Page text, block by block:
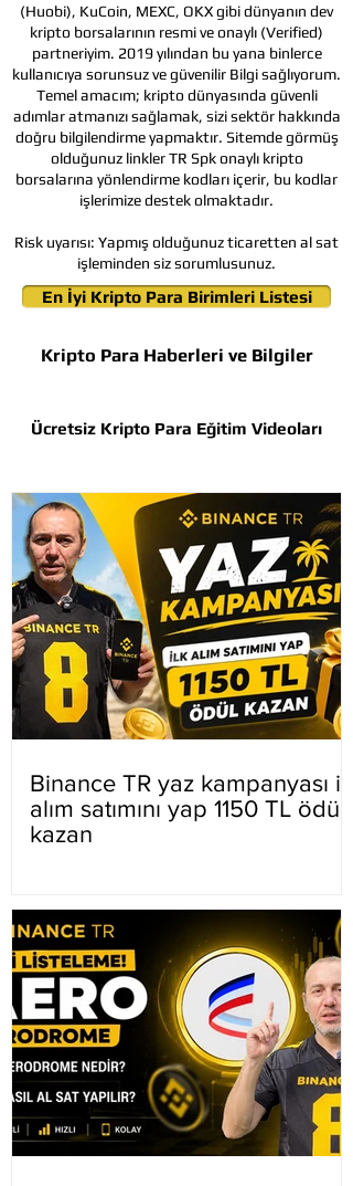
Ücretsiz Kripto Para Eğitim Videoları
Kripto Para Haberleri ve Bilgiler
En İyi Kripto Para Birimleri Listesi
Binance TR yaz kampanyası ilk
alım satımını yap 1150 TL ödül
kazan
(Huobi), KuCoin, MEXC, OKX gibi dünyanın dev
kripto borsalarının resmi ve onaylı (Verified)
partneriyim. 2019 yılından bu yana binlerce
kullanıcıya sorunsuz ve güvenilir Bilgi sağlıyorum.
Temel amacım; kripto dünyasında güvenli
adımlar atmanızı sağlamak, sizi sektör hakkında
doğru bilgilendirme yapmaktır. Sitemde görmüş
olduğunuz linkler TR Spk onaylı kripto
borsalarına yönlendirme kodları içerir, bu kodlar
işlerimize destek olmaktadır.
Risk uyarısı: Yapmış olduğunuz ticaretten al sat
işleminden siz sorumlusunuz.